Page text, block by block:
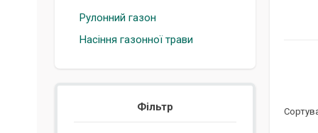
Рулонний газон
Насіння газонної трави
Фільтр